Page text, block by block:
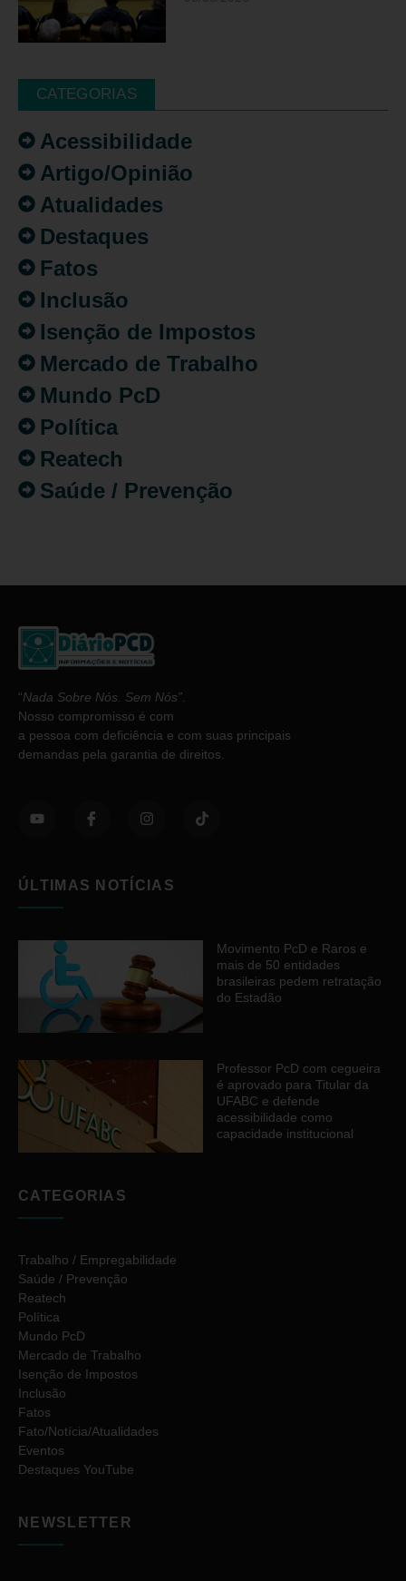
CATEGORIAS
Acessibilidade
Artigo/Opinião
Atualidades
Destaques
Fatos
Inclusão
Isenção de Impostos
Mercado de Trabalho
Mundo PcD
Política
Reatech
Saúde / Prevenção
“Nada Sobre Nós. Sem Nós”
Nosso compromisso é com
a pessoa com deficiência e com suas principais
demandas pela garantia de direitos.
ÚLTIMAS NOTÍCIAS
Movimento PcD e Raros e
mais de 50 entidades
brasileiras pedem retratação
do Estadão
Professor PcD com cegueira
é aprovado para Titular da
UFABC e defende
acessibilidade como
capacidade institucional
CATEGORIAS
Trabalho / Empregabilidade
Saúde / Prevenção
Reatech
Política
Mundo PcD
Mercado de Trabalho
Isenção de Impostos
Inclusão
Fatos
Fato/Notícia/Atualidades
Eventos
Destaques YouTube
NEWSLETTER